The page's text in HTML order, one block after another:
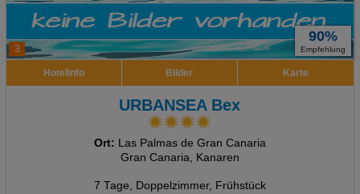
3
90%
Empfehlung
Hotelinfo Bilder Karte
URBANSEA Bex
Ort: Las Palmas de Gran Canaria
Gran Canaria, Kanaren
7 Tage, Doppelzimmer, Frühstück